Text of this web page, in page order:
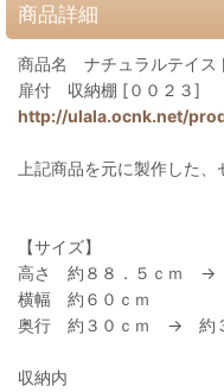
商品詳細
商品名 ナチュラルテイ
扉付 収納棚 [００２３]
http://ulala.ocnk.net/
上記商品を元に製作した、
【サイズ】
高さ 約８８．５ｃｍ
横幅 約６０ｃｍ
奥行 約３０ｃｍ → 約
収納内